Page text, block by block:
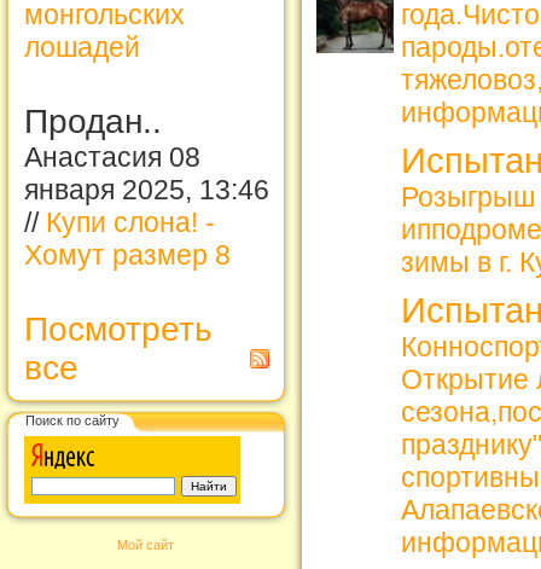
монгольских
лошадей
Продан..
Анастасия 08
января 2025, 13:46
// Купи слона! -
Хомут размер 8
Посмотреть
все
Поиск по сайту
Мой сайт
Розыгрыш
зимы в г.
Открытие